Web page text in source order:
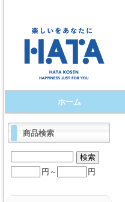
ホーム
商品検索
円～ 円